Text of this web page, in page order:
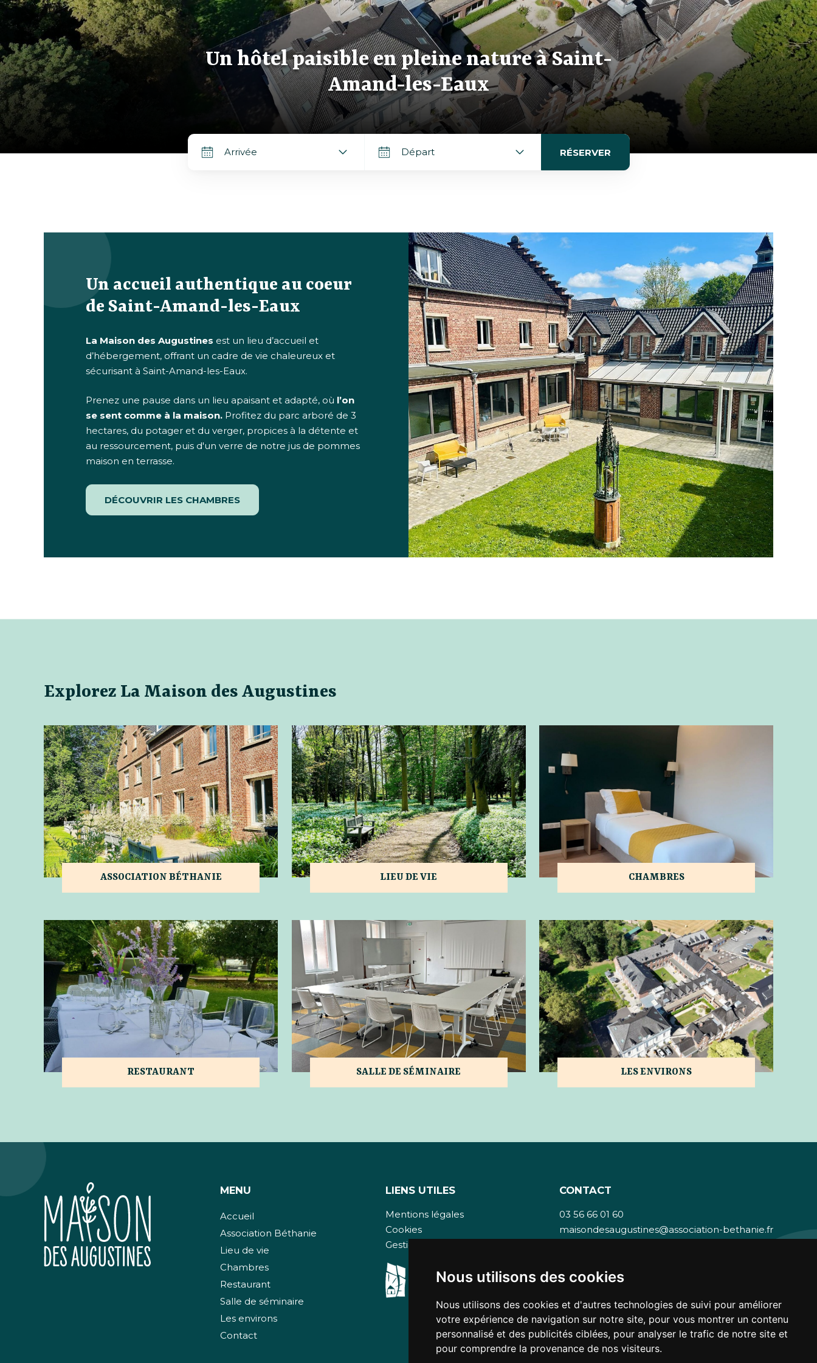
Nous utilisons des cookies
Nous utilisons des cookies et d'autres technologies de suivi pour améliorer
votre expérience de navigation sur notre site, pour vous montrer un contenu
personnalisé et des publicités ciblées, pour analyser le trafic de notre site et
pour comprendre la provenance de nos visiteurs.
Un hôtel paisible en pleine nature à Saint-
Amand-les-Eaux
Un hôtel paisible en pleine nature à Saint-
Amand-les-Eaux
Arrivée Départ RÉSERVER
Un accueil authentique au coeur
de Saint-Amand-les-Eaux
La Maison des Augustines est un lieu d’accueil et
d’hébergement, offrant un cadre de vie chaleureux et
sécurisant à Saint-Amand-les-Eaux.
Prenez une pause dans un lieu apaisant et adapté, où l’on
se sent comme à la maison. Profitez du parc arboré de 3
hectares, du potager et du verger, propices à la détente et
au ressourcement, puis d'un verre de notre jus de pommes
maison en terrasse.
DÉCOUVRIR LES CHAMBRES
Explorez La Maison des Augustines
ASSOCIATION BÉTHANIE LIEU DE VIE CHAMBRES
RESTAURANT SALLE DE SÉMINAIRE LES ENVIRONS
MENU
Accueil
Association Béthanie
Lieu de vie
Chambres
Restaurant
Salle de séminaire
Les environs
Contact
LIENS UTILES
Mentions légales
Cookies
Gestion des cookies
CONTACT
03 56 66 01 60
maisondesaugustines@association-bethanie.fr
Facebook
LinkedIn